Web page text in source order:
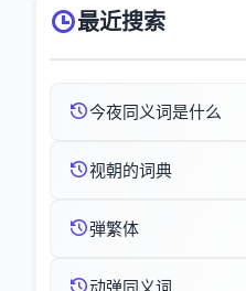
最近搜索
今夜同义词是什么
视朝的词典
弾繁体
动弹同义词